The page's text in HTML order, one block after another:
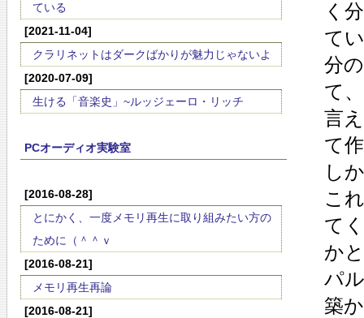
ている
[2021-11-04]
クラリネットはダークばかりが魅力じゃないよ
[2020-07-09]
生ける「音楽史」~ルッジェーロ・リッチ
PCオーディオ実験室
[2016-08-28]
とにかく、一度メモリ再生に取り組みたい方の
ために（＾＾ｖ
[2016-08-21]
メモリ再生再論
[2016-08-21]
く
て
分
て
言
て
し
こ
て
か
パ
築